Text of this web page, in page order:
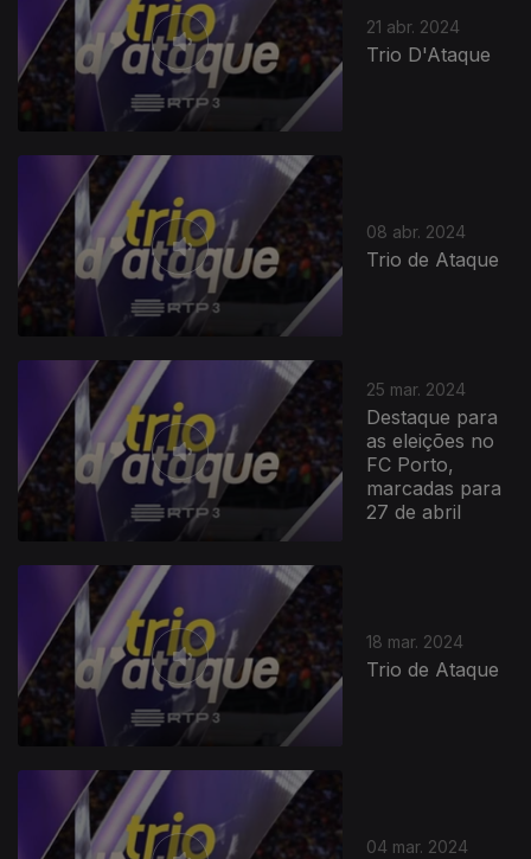
21 abr. 2024
Trio D'Ataque
08 abr. 2024
Trio de Ataque
25 mar. 2024
Destaque para
as eleições no
FC Porto,
marcadas para
27 de abril
18 mar. 2024
Trio de Ataque
04 mar. 2024